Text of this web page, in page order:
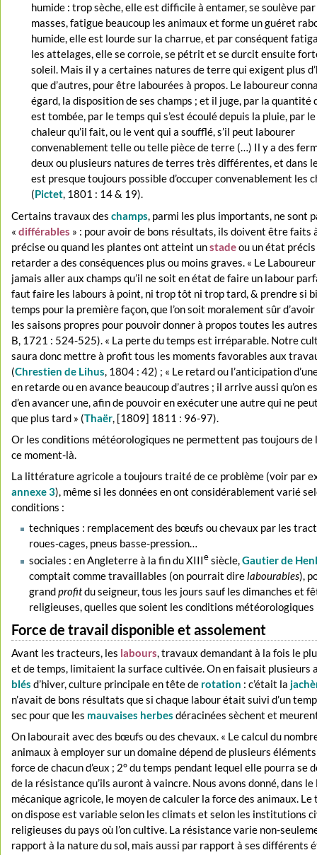
humide : trop sèche, elle est difficile à entamer, se soulève
masses, fatigue beaucoup les animaux et forme un guéret
humide, elle est lourde sur la charrue, et par conséquent
les attelages, elle se corroie, se pétrit et se durcit ensuite
soleil. Mais il y a certaines natures de terre qui exigent plus
que d’autres, pour être labourées à propos. Le laboureur
égard, la disposition de ses champs ; et il juge, par la quantité
est tombée, par le temps qui s’est écoulé depuis la pluie, par
chaleur qu’il fait, ou le vent qui a soufflé, s’il peut labourer
convenablement telle ou telle pièce de terre (…) Il y a des
deux ou plusieurs natures de terres très différentes, et dans
est presque toujours possible d’occuper convenablement les
(Pictet, 1801 : 14 & 19).
Certains travaux deschamps, parmi les plus importants, ne sont
«différables » : pour avoir de bons résultats, ils doivent être faits
précise ou quand les plantes ont atteint unstadeou un état précis
retarder a des conséquences plus ou moins graves. « Le
jamais aller aux champs qu’il ne soit en état de faire un labour
faut faire les labours à point, ni trop tôt ni trop tard, & prendre si
temps pour la première façon, que l’on soit moralement sûr
les saisons propres pour pouvoir donner à propos toutes les
B, 1721 : 524-525). « La perte du temps est irréparable. Notre
saura donc mettre à profit tous les moments favorables aux
(Chrestien de Lihus, 1804 : 42) ; « Le retard ou l’anticipation
en retarde ou en avance beaucoup d’autres ; il arrive aussi qu’on
d’en avancer une, afin de pouvoir en exécuter une autre qui ne
que plus tard » (Thaër, [1809] 1811 : 96-97).
Or les conditions météorologiques ne permettent pas toujours de
ce moment-là.
La littérature agricole a toujours traité de ce problème (voir par
annexe 3), même si les données en ont considérablement varié
conditions :
techniques : remplacement des bœufs ou chevaux par les
roues-cages, pneus basse-pression…
sociales : en Angleterre à la fin du XIIIesiècle,Gautier de
comptait comme travaillables (on pourrait direlabourables),
grandprofitdu seigneur, tous les jours sauf les dimanches et
religieuses, quelles que soient les conditions météorologiques
Force de travail disponible et assolement
Avant les tracteurs, les labours, travaux demandant à la fois le
et de temps, limitaient la surface cultivée. On en faisait plusieurs
blés d’hiver, culture principale en tête de rotation : c’était la
n’avait de bons résultats que si chaque labour était suivi d’un
sec pour que les mauvaises herbes déracinées sèchent et
On labourait avec des bœufs ou des chevaux. « Le calcul du
animaux à employer sur un domaine dépend de plusieurs éléments
force de chacun d’eux ; 2° du temps pendant lequel elle pourra se
de la résistance qu’ils auront à vaincre. Nous avons donné, dans
mécanique agricole, le moyen de calculer la force des animaux. Le
on dispose est variable selon les climats et selon les institutions
religieuses du pays où l’on cultive. La résistance varie non-
rapport à la nature du sol, mais aussi par rapport à ses différents